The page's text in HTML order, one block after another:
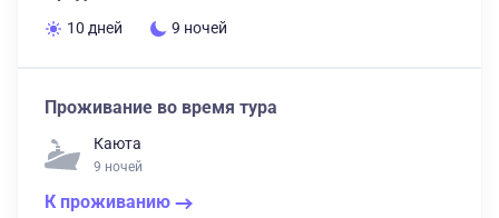
10 дней 9 ночей
Проживание во время тура
Каюта
9 ночей
К проживанию